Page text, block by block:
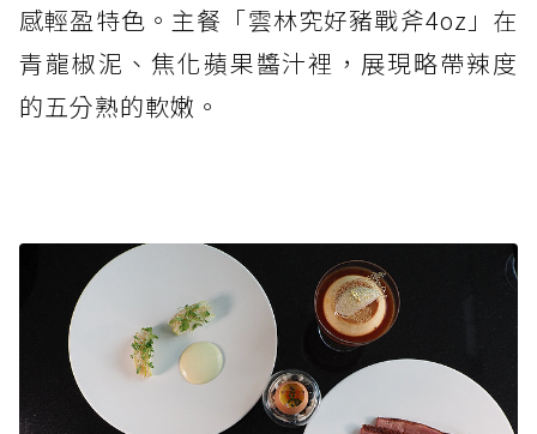
感輕盈特色。主餐「雲林究好豬戰斧4oz」在
青龍椒泥、焦化蘋果醬汁裡，展現略帶辣度
的五分熟的軟嫩。